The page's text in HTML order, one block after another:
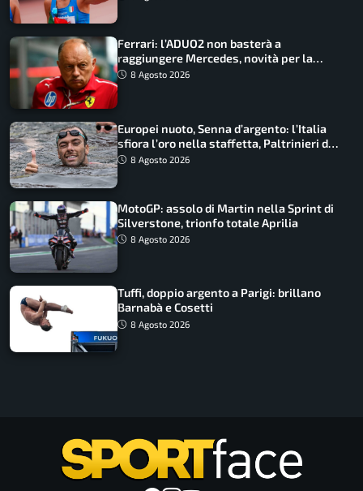
Ferrari: l’ADUO2 non basterà a
raggiungere Mercedes, novità per la
Macarena
8 Agosto 2026
Europei nuoto, Senna d’argento: l’Italia
sfiora l’oro nella staffetta, Paltrinieri da
urlo, il bilancio azzurro
8 Agosto 2026
MotoGP: assolo di Martin nella Sprint di
Silverstone, trionfo totale Aprilia
8 Agosto 2026
Tuffi, doppio argento a Parigi: brillano
Barnabà e Cosetti
8 Agosto 2026